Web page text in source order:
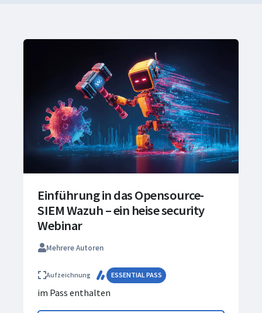
Einführung in das Opensource-
SIEM Wazuh – ein heise security
Webinar
Mehrere Autoren
Aufzeichnung ESSENTIAL PASS
im Pass enthalten